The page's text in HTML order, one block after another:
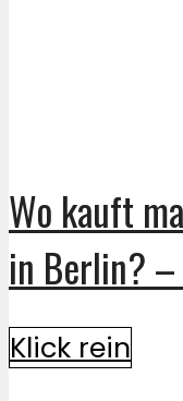
Wo kauft
in Berlin?
Klick rein